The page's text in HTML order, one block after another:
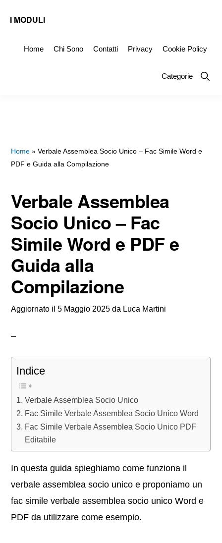
I MODULI
SimileHome Chi Sono Contatti Privacy Cookie Policy
Categorie
Show
Home »Verbale Assemblea Socio Unico – Fac Simile Word e
PDF e Guida alla Compilazione
Verbale Assemblea
Socio Unico – Fac
Simile Word e PDF e
Guida alla
Compilazione
Aggiornato il5 Maggio 2025 da Luca Martini
Indice
Verbale Assemblea Socio Unico
Fac Simile Verbale Assemblea Socio Unico Word
Fac Simile Verbale Assemblea Socio Unico PDF
Editabile
In questa guida spieghiamo come funziona il
verbale assemblea socio unico e proponiamo un
fac simile verbale assemblea socio unico Word e
PDF da utilizzare come esempio.